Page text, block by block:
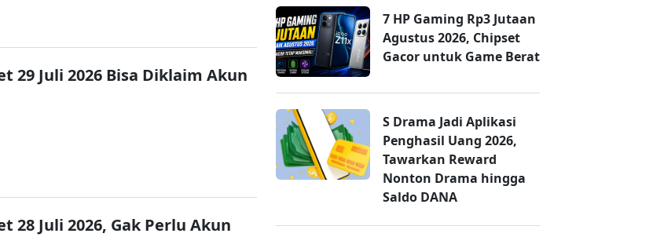
29 Juli 2026 Bisa Diklaim Akun
28 Juli 2026, Gak Perlu Akun
7 HP Gaming Rp3 Jutaan
Agustus 2026, Chipset
Gacor untuk Game Berat
S Drama Jadi Aplikasi
Penghasil Uang 2026,
Tawarkan Reward
Nonton Drama hingga
Saldo DANA